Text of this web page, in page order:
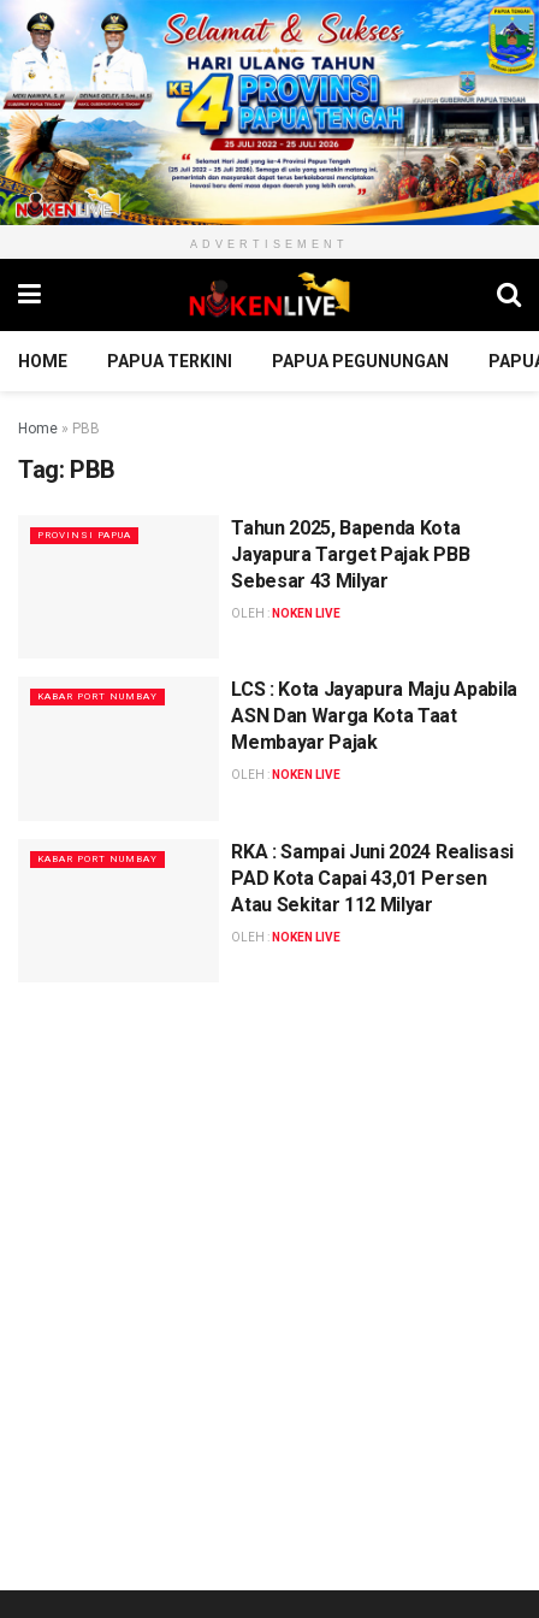
ADVERTISEMENT
HOME PAPUA TERKINI PAPUA PEGUNUNGAN
Home » PBB
Tag: PBB
PROVINSI PAPUA
Tahun 2025, Bapenda Kota
Jayapura Target Pajak PBB
Sebesar 43 Milyar
OLEH : NOKEN LIVE
KABAR PORT NUMBAY
LCS : Kota Jayapura Maju Apabila
ASN Dan Warga Kota Taat
Membayar Pajak
OLEH : NOKEN LIVE
KABAR PORT NUMBAY
RKA : Sampai Juni 2024 Realisasi
PAD Kota Capai 43,01 Persen
Atau Sekitar 112 Milyar
OLEH : NOKEN LIVE